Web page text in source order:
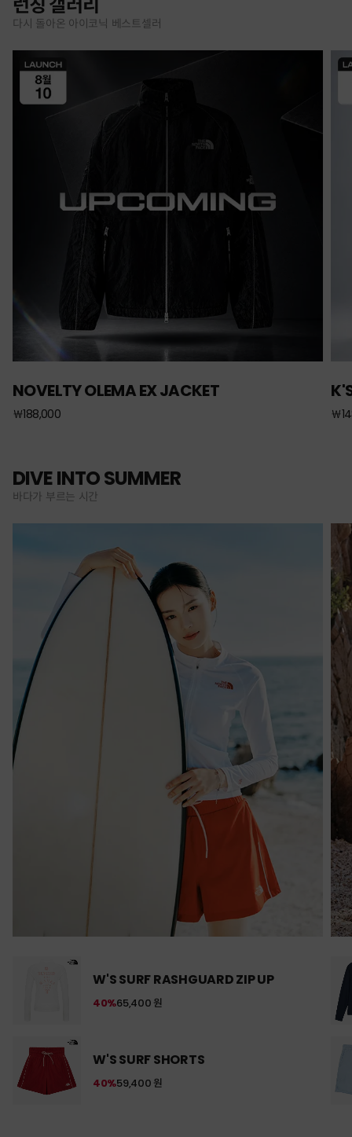
런칭 갤러리
다시 돌아온 아이코닉 베스트셀러
NOVELTY OLEMA EX JACKET
￦188,000 ￦
DIVE INTO SUMMER
바다가 부르는 시간
W'S SURF RASHGUARD ZIP UP
65,400 원
40%
W'S SURF SHORTS
59,400 원
40%